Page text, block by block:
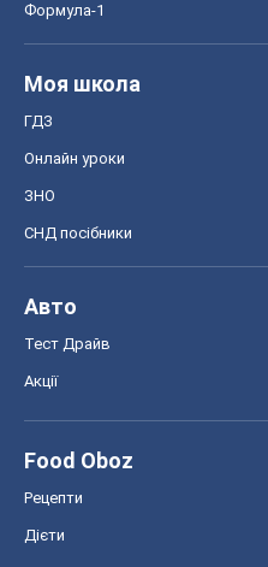
Формула-1
Моя школа
ГДЗ
Онлайн уроки
ЗНО
СНД посібники
Авто
Тест Драйв
Акції
Food Oboz
Рецепти
Дієти